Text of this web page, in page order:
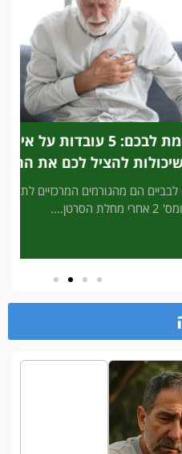
לבכם: 5 עובדות על אירוע
לכם את החיים
המרכזיים לתמותה